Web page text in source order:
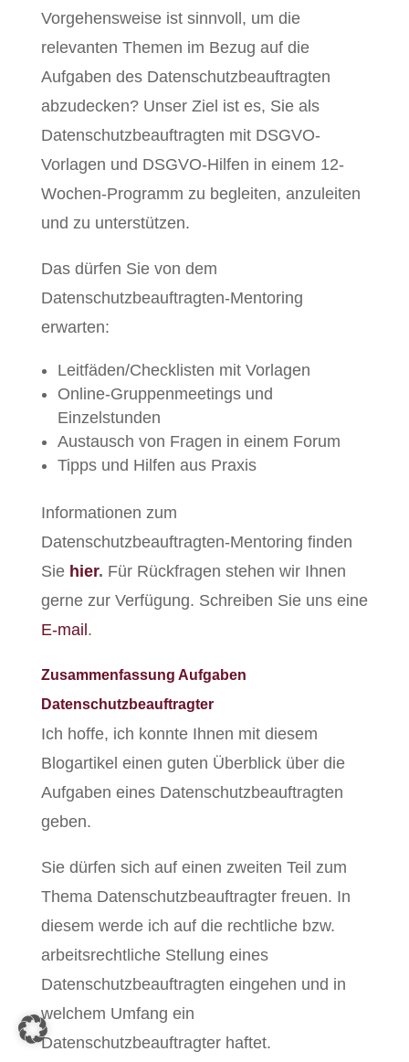
Vorgehensweise ist sinnvoll, um die
relevanten Themen im Bezug auf die
Aufgaben des Datenschutzbeauftragten
abzudecken? Unser Ziel ist es, Sie als
Datenschutzbeauftragten mit DSGVO-
Vorlagen und DSGVO-Hilfen in einem 12-
Wochen-Programm zu begleiten, anzuleiten
und zu unterstützen.
Das dürfen Sie von dem
Datenschutzbeauftragten-Mentoring
erwarten:
Leitfäden/Checklisten mit Vorlagen
Online-Gruppenmeetings und
Einzelstunden
Austausch von Fragen in einem Forum
Tipps und Hilfen aus Praxis
Informationen zum
Datenschutzbeauftragten-Mentoring finden
Sie hier. Für Rückfragen stehen wir Ihnen
gerne zur Verfügung. Schreiben Sie uns eine
E-mail .
Zusammenfassung Aufgaben
Datenschutzbeauftragter
Ich hoffe, ich konnte Ihnen mit diesem
Blogartikel einen guten Überblick über die
Aufgaben eines Datenschutzbeauftragten
geben.
Sie dürfen sich auf einen zweiten Teil zum
Thema Datenschutzbeauftragter freuen. In
diesem werde ich auf die rechtliche bzw.
arbeitsrechtliche Stellung eines
Datenschutzbeauftragten eingehen und in
welchem Umfang ein
Datenschutzbeauftragter haftet.